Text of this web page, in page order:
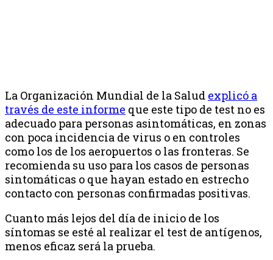
La Organización Mundial de la Salud explicó a
través de este informe que este tipo de test no es
adecuado para personas asintomáticas, en zonas
con poca incidencia de virus o en controles
como los de los aeropuertos o las fronteras. Se
recomienda su uso para los casos de personas
sintomáticas o que hayan estado en estrecho
contacto con personas confirmadas positivas.
Cuanto más lejos del día de inicio de los
síntomas se esté al realizar el test de antígenos,
menos eficaz será la prueba.